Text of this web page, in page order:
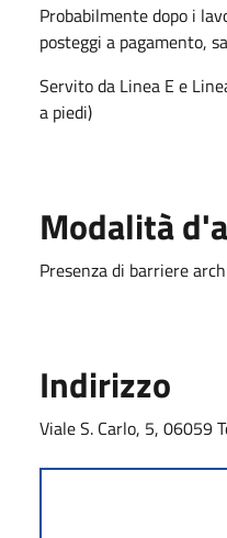
Probabilmente dopo i
posteggi a pagamento,
Servito da Linea E e
a piedi)
Modalità
Presenza di barriere
Indirizzo
Viale S. Carlo, 5, 06059